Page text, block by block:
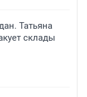
Татьяна
склады